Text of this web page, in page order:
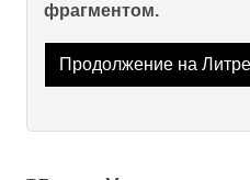
фрагментом.
Продолжение на